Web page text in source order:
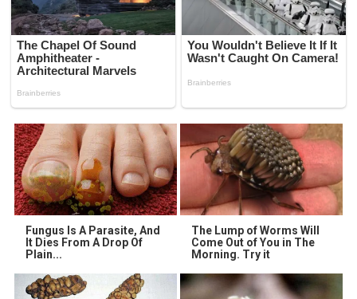
Fungus Is A Parasite, And
It Dies From A Drop Of
Plain...
The Lump of Worms Will
Come Out of You in The
Morning. Try it